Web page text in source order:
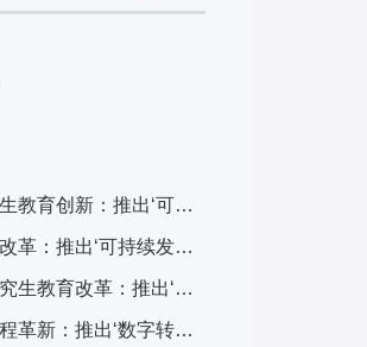
美国加州州立大学2025年研究生教育创新：推出‘可持续发展与科技融合’跨学科计划，引发广泛关注
斯坦福大学2025年研究生教育改革：推出‘可持续发展与科技融合’跨学科计划，引发全球关注
美国伯克利加州大学2025年研究生教育改革：推出‘可持续发展与科技融合’交叉培养计划，引发学术界广泛关注
香港都会大学2025年研究生课程革新：推出‘数字转型与可持续发展’跨学科计划，引发广泛关注